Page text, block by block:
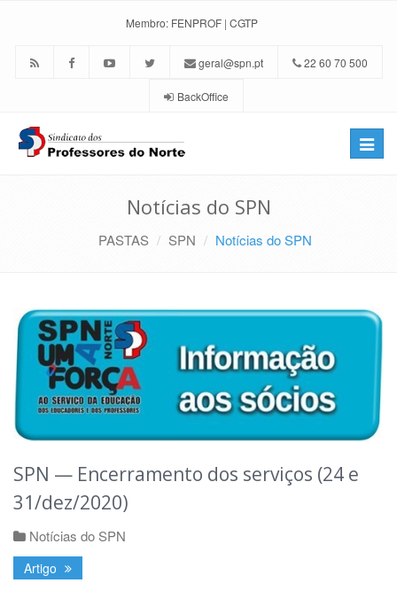
Membro: FENPROF | CGTP
geral@spn.pt 22 60 70 500
BackOffice
Toggle
Notícias do SPN
PASTAS SPN Notícias do SPN
SPN — Encerramento dos serviços (24 e
31/dez/2020)
Notícias do SPN
Artigo